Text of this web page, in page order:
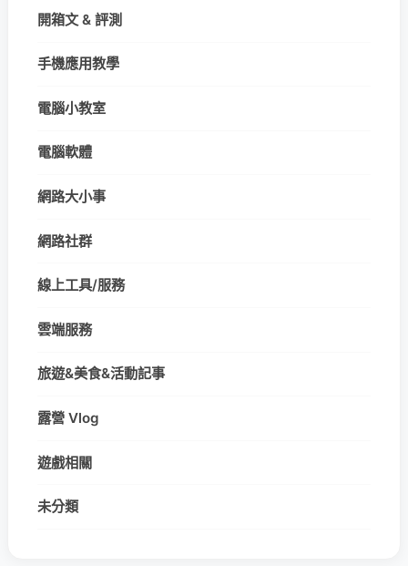
開箱文 & 評測
手機應用教學
電腦小教室
電腦軟體
網路大小事
網路社群
線上工具/服務
雲端服務
旅遊&美食&活動記事
露營 Vlog
遊戲相關
未分類